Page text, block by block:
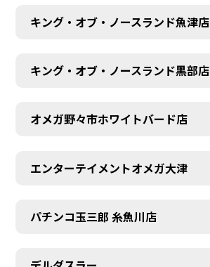
キング・オブ・ノースランド魚津店
キング・オブ・ノースランド黒部店
オメガ野々市ホワイトバード店
エンターテイメントオメガ大津
パチンコ玉三郎 糸魚川店